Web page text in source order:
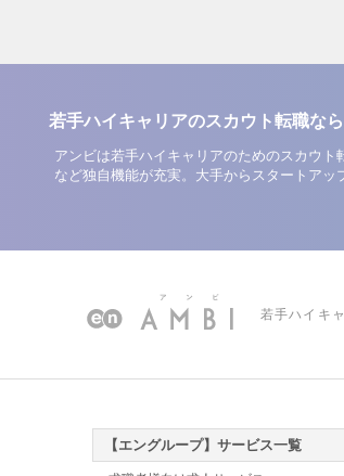
若手ハイキャリアのスカウト転職な
アンビは若手ハイキャリアのためのスカウ
など独自機能が充実。大手からスタートアッ
若手ハイキ
【エングループ】サービス一覧